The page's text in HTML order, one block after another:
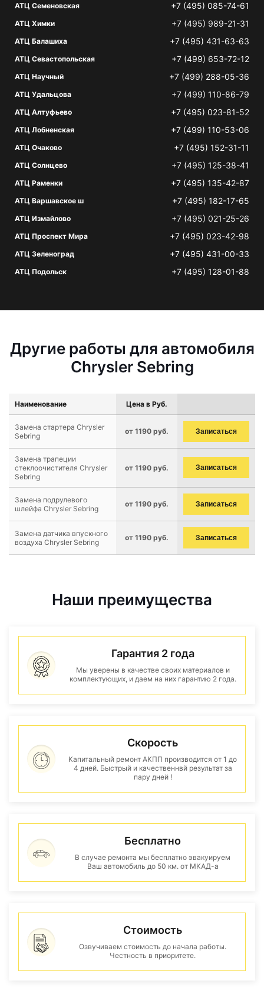
АТЦ Семеновская +7 (495) 085-74-61
АТЦ Химки +7 (495) 989-21-31
АТЦ Балашиха +7 (495) 431-63-63
АТЦ Севастопольская +7 (499) 653-72-12
АТЦ Научный +7 (499) 288-05-36
АТЦ Удальцова +7 (499) 110-86-79
АТЦ Алтуфьево +7 (495) 023-81-52
АТЦ Лобненская +7 (499) 110-53-06
АТЦ Очаково +7 (495) 152-31-11
АТЦ Солнцево +7 (495) 125-38-41
АТЦ Раменки +7 (495) 135-42-87
АТЦ Варшавское ш +7 (495) 182-17-65
АТЦ Измайлово +7 (495) 021-25-26
АТЦ Проспект Мира +7 (495) 023-42-98
АТЦ Зеленоград +7 (495) 431-00-33
АТЦ Подольск +7 (495) 128-01-88
Другие работы для автомобиля
Chrysler Sebring
Наименование Цена в Руб.
Замена стартера Chrysler
Sebring
от 1190 руб. Записаться
Замена трапеции
стеклоочистителя Chrysler
Sebring
от 1190 руб. Записаться
Замена подрулевого
шлейфа Chrysler Sebring
от 1190 руб. Записаться
Замена датчика впускного
воздуха Chrysler Sebring
от 1190 руб. Записаться
Наши преимущества
Гарантия 2 года
Мы уверены в качестве своих материалов и
комплектующих, и даем на них гарантию 2 года.
Скорость
Капитальный ремонт АКПП производится от 1 до
4 дней. Быстрый и качественнвй результат за
пару дней !
Бесплатно
В случае ремонта мы бесплатно эвакуируем
Ваш автомобиль до 50 км. от МКАД-а
Стоимость
Озвучиваем стоимость до начала работы.
Честность в приоритете.